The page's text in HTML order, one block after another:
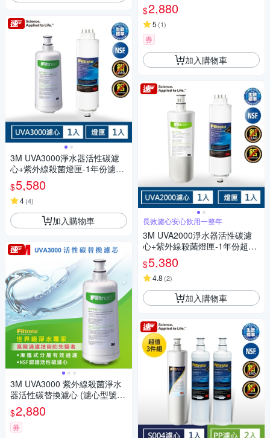
3M UVA3000淨水器活性碳濾
心+紫外線殺菌燈匣-1年份濾心
超值組(適用T21飲水機)
$5,580
4(4)
加入購物車
3M UVA3000 紫外線殺菌淨水
器活性碳替換濾心 (濾心型號:3
CT-F031-5)
$2,880
券
通用3US-F011-5/ 3US-F009s-
5)
$2,880
5 (1)
券
加入購物車
長效濾心安心飲用一整年
3M UVA2000淨水器活性碳濾
心+紫外線殺菌燈匣-1年份超值
組
$5,380
4.8 (2)
加入購物車